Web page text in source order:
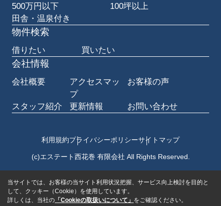
500万円以下
100坪以上
田舎・温泉付き
物件検索
借りたい 買いたい
会社情報
会社概要
アクセスマッ
プ
お客様の声
スタッフ紹介 更新情報 お問い合わせ
利用規約プライバシーポリシーサイトマップ
(c)エステート西花巻 有限会社 All Rights Reserved.
当サイトでは、お客様の当サイト利用状況把握、サービス向上検討を目的と
して、クッキー（Cookie）を使用しています。
詳しくは、当社の 「Cookieの取扱いについて」 をご確認ください。